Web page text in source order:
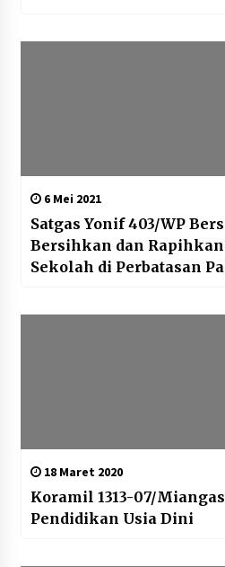
6 Mei 2021
Satgas Yonif 403/WP
Bersihkan dan
Sekolah di Perbatasan
18 Maret 2020
Koramil 1313-07/
Pendidikan Usia Dini